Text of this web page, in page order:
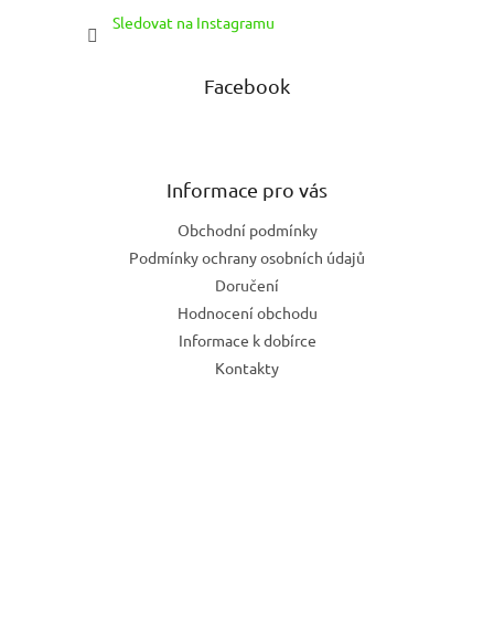
Sledovat na Instagramu
Facebook
Informace pro vás
Obchodní podmínky
Podmínky ochrany osobních údajů
Doručení
Hodnocení obchodu
Informace k dobírce
Kontakty